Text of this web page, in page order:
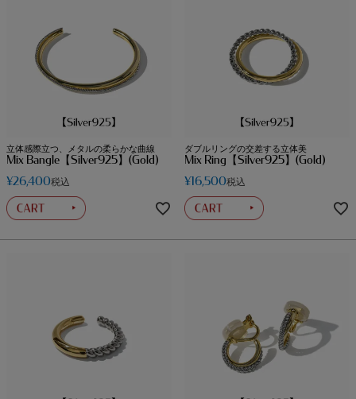
立体感際立つ、メタルの柔らかな曲線
Mix Bangle【Silver925】(Gold)
¥26,400税込
ダブルリングの交差する立体美
Mix Ring【Silver925】(Gold)
¥16,500税込